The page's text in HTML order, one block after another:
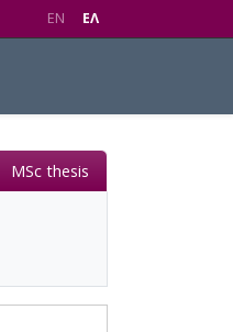
EN EΛ
MSc thesis